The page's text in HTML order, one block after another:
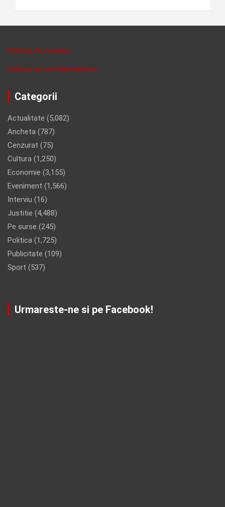
Politica de cookies
Politica de confidentalitate
Categorii
Actualitate (5,082)
Ancheta (787)
Cenzurat (75)
Cultura (1,250)
Economie (3,155)
Eveniment (1,566)
Interviu (16)
Justitie (4,488)
Pe surse (245)
Politica (1,725)
Publicitate (109)
Sport (537)
Urmareste-ne si pe Facebook!